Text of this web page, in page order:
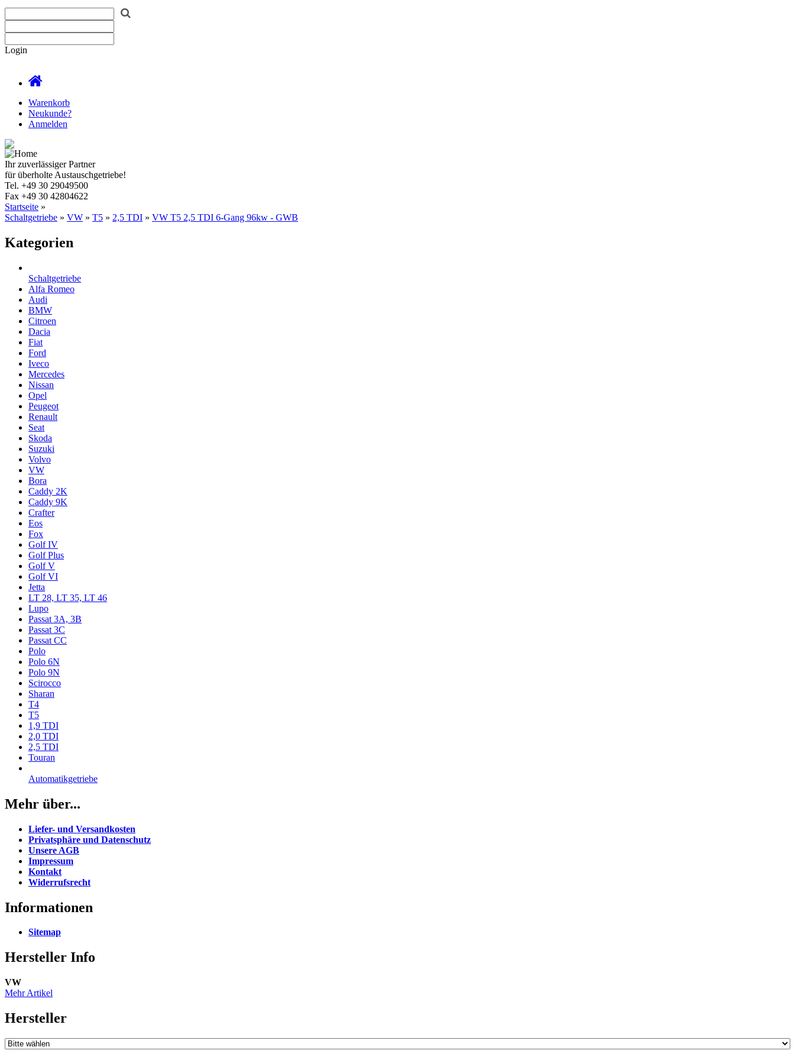
Login
Warenkorb
Neukunde?
Anmelden
Ihr zuverlässiger Partner
für überholte Austauschgetriebe!
Tel. +49 30 29049500
Fax +49 30 42804622
Startseite »
Schaltgetriebe » VW » T5 » 2,5 TDI » VW T5 2,5 TDI 6-Gang 96kw - GWB
Kategorien
Schaltgetriebe
Alfa Romeo
Audi
BMW
Citroen
Dacia
Fiat
Ford
Iveco
Mercedes
Nissan
Opel
Peugeot
Renault
Seat
Skoda
Suzuki
Volvo
VW
Bora
Caddy 2K
Caddy 9K
Crafter
Eos
Fox
Golf IV
Golf Plus
Golf V
Golf VI
Jetta
LT 28, LT 35, LT 46
Lupo
Passat 3A, 3B
Passat 3C
Passat CC
Polo
Polo 6N
Polo 9N
Scirocco
Sharan
T4
T5
1,9 TDI
2,0 TDI
2,5 TDI
Touran
Automatikgetriebe
Mehr über...
Liefer- und Versandkosten
Privatsphäre und Datenschutz
Unsere AGB
Impressum
Kontakt
Widerrufsrecht
Informationen
Sitemap
Hersteller Info
VW
Mehr Artikel
Hersteller